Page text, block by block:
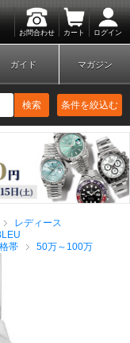
お問合わせ カート ログイン
ログイン
ガイド マガジン
検索 条件を絞込む
レディース
帯 50万～100万